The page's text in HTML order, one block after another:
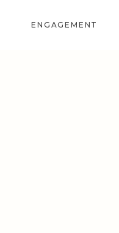
ENGAGEMENT